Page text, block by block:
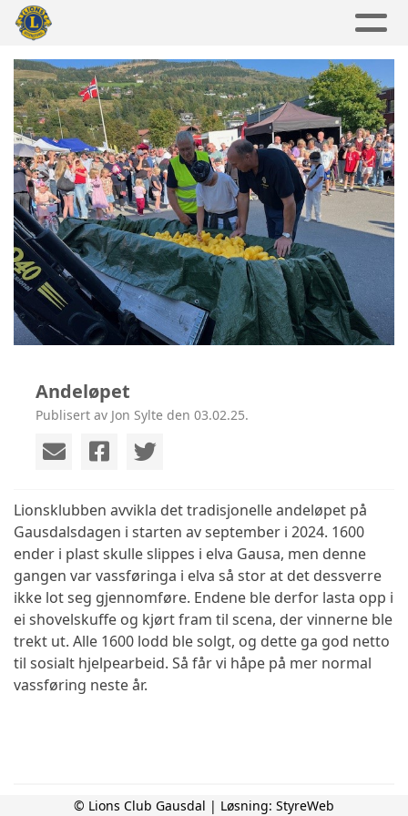
Andeløpet
Publisert av Jon Sylte den 03.02.25.
Lionsklubben avvikla det tradisjonelle andeløpet på
Gausdalsdagen i starten av september i 2024. 1600
ender i plast skulle slippes i elva Gausa, men denne
gangen var vassføringa i elva så stor at det dessverre
ikke lot seg gjennomføre. Endene ble derfor lasta opp i
ei shovelskuffe og kjørt fram til scena, der vinnerne ble
trekt ut. Alle 1600 lodd ble solgt, og dette ga god netto
til sosialt hjelpearbeid. Så får vi håpe på mer normal
vassføring neste år.
Lions Club Gausdal
© Lions Club Gausdal | Løsning: StyreWeb